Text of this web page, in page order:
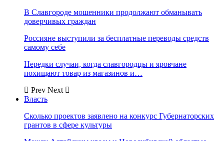
В Славгороде мошенники продолжают обманывать
доверчивых граждан
Россияне выступили за бесплатные переводы средств
самому себе
Нередки случаи, когда славгородцы и яровчане
похищают товар из магазинов и…
Prev Next
Власть
Сколько проектов заявлено на конкурс Губернаторских
грантов в сфере культуры